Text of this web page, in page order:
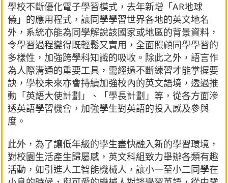
學校不斷優化電子學習模式，去年新增「AR地球
儀」的應用程式，讓同學學習世界各地的英文地名
外，系統亦能為同學解說該國家或地區的背景資料，
令學習過程變得既輕鬆又實用，全面照顧同學學習的
多樣性，加強跨學科知識的吸收。除此之外，語言作
為人際溝通的重要工具，需經過不斷練習才能掌握要
訣，學校未來亦會持續加強校內的英文語境，透過推
動「英語大使計劃」、「學長計劃」等，從各方面滲
透英語學習機會，加強學生對英語的投入感及參與
度。
此外，為了讓低年級的學生盡快融入新的學習環境，
對校園生活產生歸屬感，英文科組致力舉辦各類有趣
活動，如引進人工智能機械人，讓小一至小二同學在